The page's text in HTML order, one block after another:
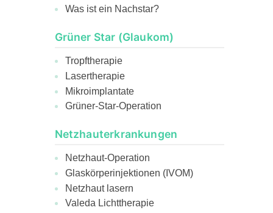
Was ist ein Nachstar?
Grüner Star (Glaukom)
Tropftherapie
Lasertherapie
Mikroimplantate
Grüner-Star-Operation
Netzhauterkrankungen
Netzhaut-Operation
Glaskörperinjektionen (IVOM)
Netzhaut lasern
Valeda Lichttherapie